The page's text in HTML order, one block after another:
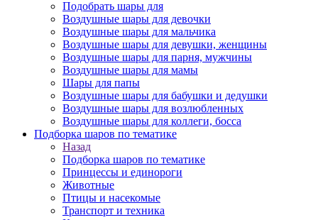
Подобрать шары для
Воздушные шары для девочки
Воздушные шары для мальчика
Воздушные шары для девушки, женщины
Воздушные шары для парня, мужчины
Воздушные шары для мамы
Шары для папы
Воздушные шары для бабушки и дедушки
Воздушные шары для возлюбленных
Воздушные шары для коллеги, босса
Подборка шаров по тематике
Назад
Подборка шаров по тематике
Принцессы и единороги
Животные
Птицы и насекомые
Транспорт и техника